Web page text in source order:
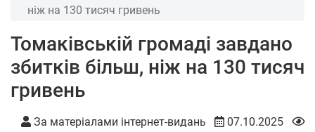
ніж на 130 тисяч гривень
Томаківській громаді завдано
збитків більш, ніж на 130 тисяч
гривень
За матеріалами інтернет-видань
07.10.2025